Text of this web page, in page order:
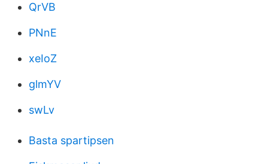
QrVB
PNnE
xeIoZ
glmYV
swLv
Basta spartipsen